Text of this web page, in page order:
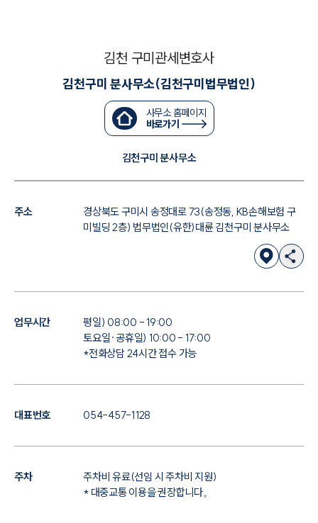
김천 구미관세변호사
김천구미 분사무소(김천구미법무법인)
사무소 홈페이지
바로가기
김천구미 분사무소
주소
경상북도 구미시 송정대로 73(송정동, KB손해보험 구
미빌딩 2층) 법무법인(유한)대륜 김천구미 분사무소
업무시간
평일) 08:00 - 19:00
토요일·공휴일) 10:00 - 17:00
*전화상담 24시간 접수 가능
대표번호 054-457-1128
주차
주차비 유료(선임 시 주차비 지원)
* 대중교통 이용을 권장합니다。